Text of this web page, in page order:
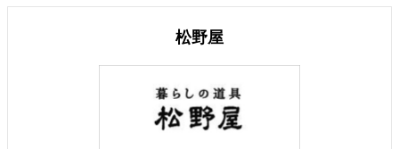
松野屋